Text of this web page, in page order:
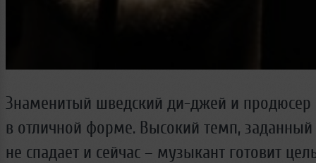
Знаменитый шведский ди-джей и продюсер
в отличной форме. Высокий темп,
не спадает и сейчас – музыкант готовит